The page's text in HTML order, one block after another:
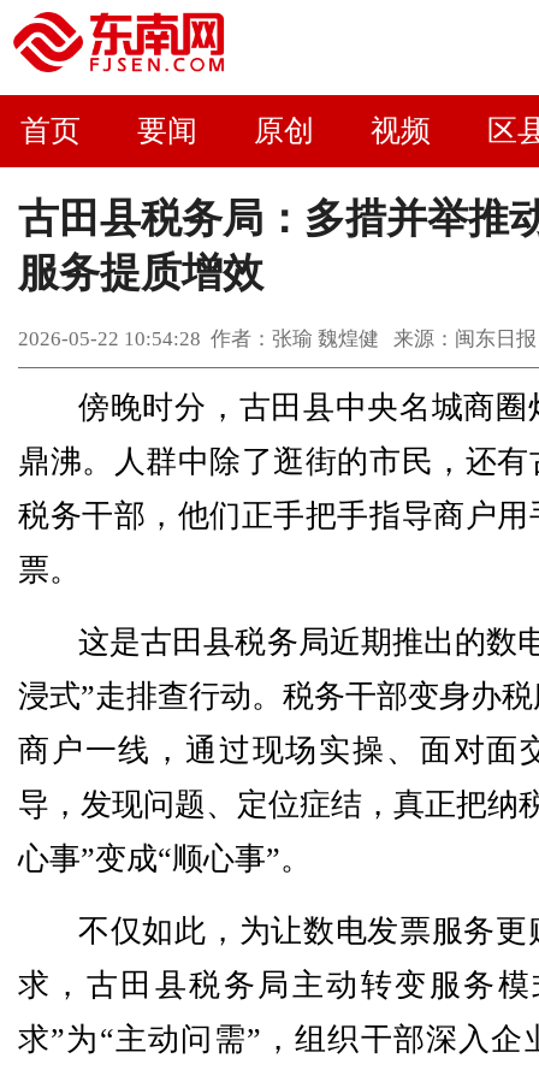
首页 要闻 原创 视频 区
古田县税务局：多措并举推
服务提质增效
2026-05-22 10:54:28 作者：张瑜 魏煌健 来源：闽东日
傍晚时分，古田县中央名城商圈
鼎沸。人群中除了逛街的市民，还
税务干部，他们正手把手指导商户
票。
这是古田县税务局近期推出的数
浸式”走排查行动。税务干部变身办
商户一线，通过现场实操、面对面
导，发现问题、定位症结，真正把纳
心事”变成“顺心事”。
不仅如此，为让数电发票服务更
求，古田县税务局主动转变服务
求”为“主动问需”，组织干部深入企